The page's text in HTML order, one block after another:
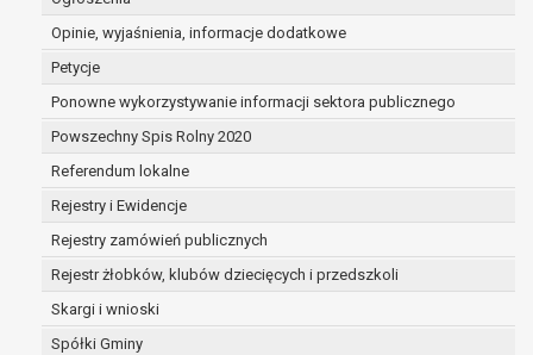
Opinie, wyjaśnienia, informacje dodatkowe
Petycje
Ponowne wykorzystywanie informacji sektora publicznego
Powszechny Spis Rolny 2020
Referendum lokalne
Rejestry i Ewidencje
Rejestry zamówień publicznych
Rejestr żłobków, klubów dziecięcych i przedszkoli
Skargi i wnioski
Spółki Gminy
dane są nieprawidłowe lub
niekompletne;
osobowych (tzw. prawo do bycia
zapomnianym) na podstawie art. 17 RODO,
w przypadku gdy:
dane nie są już niezbędne do celów,
sposób przetwarzane,
osoba, której dane dotyczą, wniosła
sprzeciw wobec przetwarzania
osoba, której dane dotyczą wycofała